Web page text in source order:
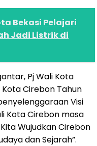
Bekasi Pelajari
Jadi Listrik di
Pj Wali Kota
Cirebon Tahun
Visi
Kota Cirebon masa
Wujudkan Cirebon
dan Sejarah”.